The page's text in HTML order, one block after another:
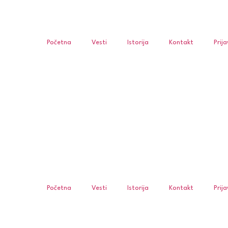
Početna Vesti Istorija Kontakt
Početna Vesti Istorija Kontakt